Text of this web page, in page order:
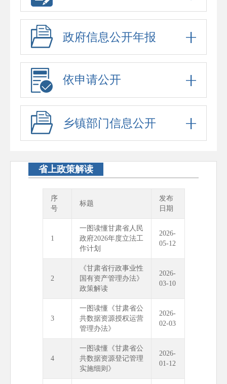
政府信息公开年报
依申请公开
乡镇部门信息公开
省上政策解读
序
号
标题
发布
日期
1
一图读懂甘肃省人民
政府2026年度立法工
作计划
2026-
05-12
2
《甘肃省行政事业性
国有资产管理办法》
政策解读
2026-
03-10
3
一图读懂《甘肃省公
共数据资源授权运营
管理办法》
2026-
02-03
4
一图读懂《甘肃省公
共数据资源登记管理
实施细则》
2026-
01-12